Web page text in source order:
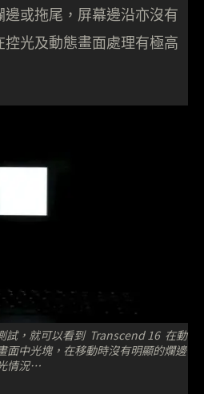
或拖尾，屏幕邊沿亦沒有
光及動態畫面處理有極高
試，就可以看到 Transcend 16 在動
面中光塊，在移動時沒有明顯的爛邊
情況…